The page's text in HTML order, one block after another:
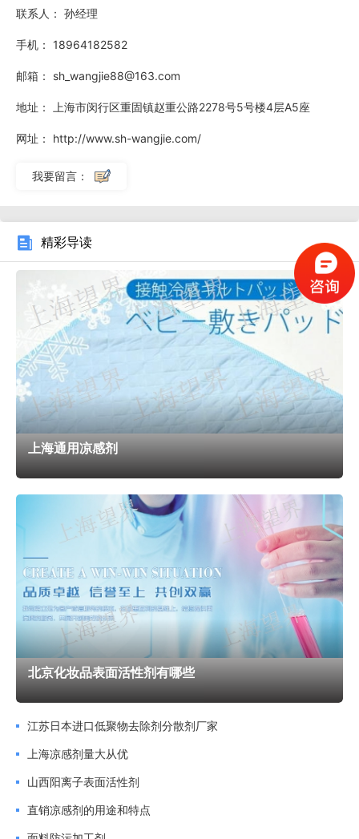
上海望界为大家介绍一款Kamaset DP-40 为织物用防透
光整理剂，可针对棉等纤维素纤维和涤纶等合成纤维纺织品，
尤其对白色织物，能显示出优异的防透光效果，同时，
Kamaset DP-40 还兼有抗紫外线（UV）和热辐射隔绝功能。
无论加工织物是湿润状态还是干燥状态，Kamaset DP-40 都
可显示出优异的防透光效果，除此之外，通过调整添加量，还
能达到织物消光的效果。 随着人们生活水平和生活质量的不
断提高，功能性纺织品得到越来越多的消费者认可和青睐。特
别是90年代，我国开始投入大量科研经费，大力开发功能性纺
适合夏天穿的衣服，有的就很显透，目的是让人看起来觉
得清凉，但是太透的衣服穿到身上就跟真空上阵没有什么两
样，而且还会引发尴尬。所以要解决衣服很透的情况。
Kamaset DP-40 为织物用防透光整理剂，可针对棉等纤维素
纤维和涤纶等合成纤维纺织品，尤其对白色织物，能显示出优
异的防透光效果。Kamaset DP-40 都可显示出优异的防透光
效果，除此之外，通过调整添加量，还能达到织物消光的效
果。Kamaset DP-40 可针对各种素材的织物，赋予其优异的
防透光效果。代理日本进口防透光剂KAMASET DP-40-上海
望界。
联系人： 孙经理
手机： 18964182582
邮箱： sh_wangjie88@163.com
地址： 上海市闵行区重固镇赵重公路2278号5号楼4层A5座
网址： http://www.sh-wangjie.com/
我要留言：
精彩导读
上海通用凉感剂
北京化妆品表面活性剂有哪些
江苏日本进口低聚物去除剂分散剂厂家
上海凉感剂量大从优
山西阳离子表面活性剂
直销凉感剂的用途和特点